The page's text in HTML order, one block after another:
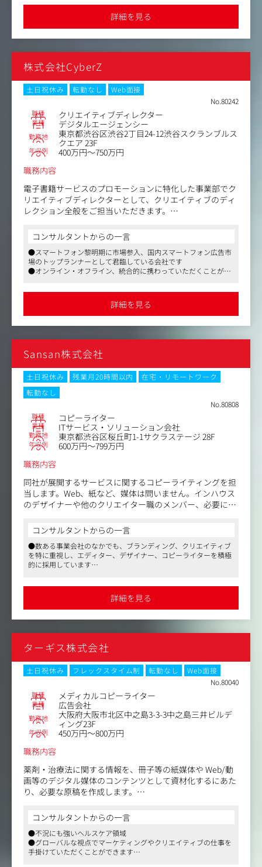
、そんな人材を期待します。
・さまざまなSNSの企画・運営
・インナーコミュニケーションの設計と実施
・ブランディングのための企画立案と実施
入社後はまず現メンバーとペアで動き、チームの仕事と文
脈を理解することから始めます。3ヶ月後には自分の担当
領域を持ち、独立して動ける状態を想定しています。担当
の範囲は、強みと関心をもとに一緒に決めます。
ど企業の経営層とコンサルティングする形で事業を拡大しており
詳細を見る
株式会社CyberZ
土日祝休み 転勤なし
Web面接
No.80242
職種 クリエイティブディレクター
業種 デジタルエージェンシー
勤務地
東京都渋谷区渋谷2丁目24-12渋谷スクランブルス
クエア 23F
年収例
400万円～750万円
職務内容
電子書籍サービスのプロモーションに特化した事業部でク
リエイティブディレクターとして、クリエイティブのディ
レクション全般をご担当いただきます。
【具体的には】
・クライアント課題解決のためのクリエイティブ品質管理
・クリエイティブ構成案制作/ディレクション
・クリエイティブデザイン制作/ディレクション
・プロモーションテキスト制作/ディレクション
※入社後はマンガ顧客を担当していただきますが、ご志向
【仕事内容（変更の範囲）】無
コンサルタントからの一言
●スマートフォン黎明期に市場参入、国内スマートフォン広告市
場のトップランナーとして君臨している会社です
●オンライン・オフライン、統合的に携わっていただくことが可
詳細を見る
Sansan株式会社
土日祝休み 残業月20時間以内
在宅・リモートワーク
転勤なし
No.80808
職種 コピーライター
業種 ITサービス・ソリューション会社
勤務地 東京都渋谷区桜丘町1-1サクラステージ 28F
年収例
600万円～799万円
職務内容
同社が展開するサービスに関するコピーライティングを担
当します。Web、紙など、媒体は問いません。インハウス
のデザイナーや他のクリエイター職のメンバー、必要に応
を通して、同社のブランディング・マーケティングに携わ
ります。
また、コピーライティングだけでなく、ブランディングや
マーケティングを目的としたさまざまなプロジェクトで制
ます。同社のミッションやビジョン、各サービスの特長や
マーケティングメッセージを捉え、それらを適切なコピー
※担当業務は個人の特性やキャリア・経験などを踏まえて
決定します。
コンサルタントからの一言
●数ある事業会社のなかでも、ブランディング、クリエイティブ
を特に重視し、エディター、デザイナー、コピーライターを積極
的に採用しています
●マスメディアンからの採用実績あり。選考状況に応じたアドバ
イスができます
詳細を見る
ターギス株式会社
土日祝休み フレックスタイム制 転勤なし
Web面接
No.80040
職種 メディカルコピーライター
業種 広告会社
勤務地
大阪府大阪市北区中之島3-3-3中之島三井ビルデ
ィング23F
年収例
450万円～800万円
職務内容
薬剤・治療法に関する情報を、冊子等の紙媒体や Web/動
画等のデジタル媒体のコンテンツとして資材化するにあた
り、必要な原稿を作成します。
学会、医師インタビュー等からインプットしていきます。
原稿作成においては、クライアントのニーズや製品の特
徴、学術的背景を踏まえた上で、製薬協による「医療用医
薬品プロモーションコード」に則った適切な文章を作成し
コンサルタントからの一言
●不況にも強いヘルスケア領域
●グローバルな視点でマーケティングやクリエイティブの仕事を
手掛けていただくことができます